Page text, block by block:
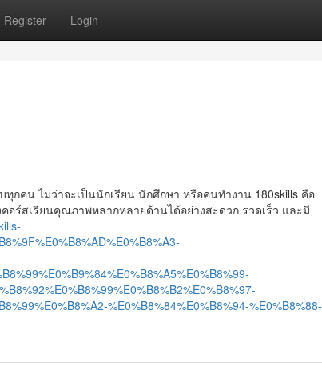
Register Login
กคน ไม่ว่าจะเป็นนักเรียน นักศึกษา หรือคนทำงาน 180skills คือ
ร์สเรียนคุณภาพหลากหลายด้านได้อย่างสะดวก รวดเร็ว และมี
%E0%B8%84%E0%B8%94-%E0%B8%88-